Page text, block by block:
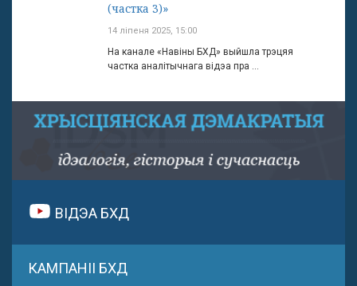
(частка 3)»
14 ліпеня 2025, 15:00
На канале «Навіны БХД» выйшла трэцяя
частка аналітычнага відэа пра ...
ВІДЭА БХД
КАМПАНІІ БХД